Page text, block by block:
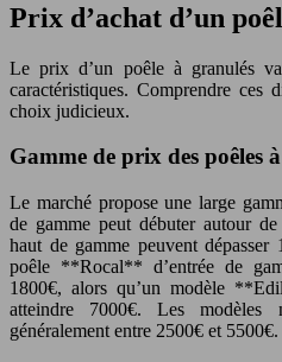
Prix d’achat d’un
Le prix d’un poêle à granulés
caractéristiques. Comprendre ces
choix judicieux.
Gamme de prix des poêles
Le marché propose une large
de gamme peut débuter autour
haut de gamme peuvent
poêle **Rocal** d’entrée de
1800€, alors qu’un modèle
atteindre 7000€. Les
généralement entre 2500€ et 5500€.